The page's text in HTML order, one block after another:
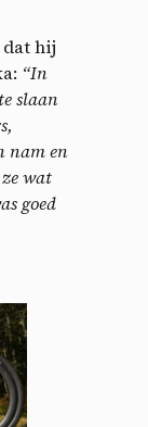
dat hij
“In
slaan
nam en
wat
goed